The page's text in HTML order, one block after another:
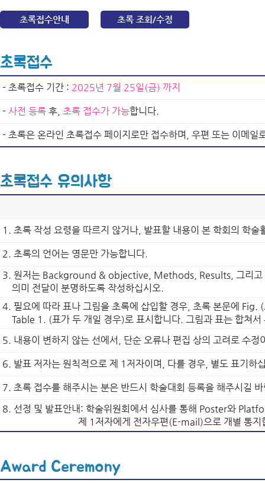
초록접수안내 초록 조회/수정
초록접수
- 초록접수 기간 : 2025년 7월 25일(금) 까지
- 사전 등록 후, 초록 접수가 가능합니다.
- 초록은 온라인 초록접수 페이지로만 접수하며, 우편 또는 이메일
초록접수 유의사항
1. 초록 작성 요령을 따르지 않거나, 발표할 내용이 본 학회의 학
2. 초록의 언어는 영문만 가능합니다.
3. 원저는 Background & objective, Methods, Results, 그리고
의미 전달이 분명하도록 작성하십시오.
4. 필요에 따라 표나 그림을 초록에 삽입할 경우, 초록 본문에
Table 1. (표가 두 개일 경우)로 표시합니다. 그림과 표는 합쳐서
5. 내용이 변하지 않는 선에서, 단순 오류나 편집 상의 고려로 수
6. 발표 저자는 원칙적으로 제 1저자이며, 다를 경우, 별도 표기하
7. 초록 접수를 해주시는 분은 반드시 학술대회 등록을 해주시길
8. 선정 및 발표안내: 학술위원회에서 심사를 통해 Poster와
제 1저자에게 전자우편(E-mail)으로 개별 통지
Award Ceremony